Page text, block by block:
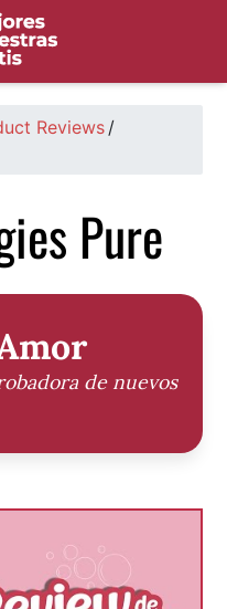
Reviews /
Pure
de nuevos